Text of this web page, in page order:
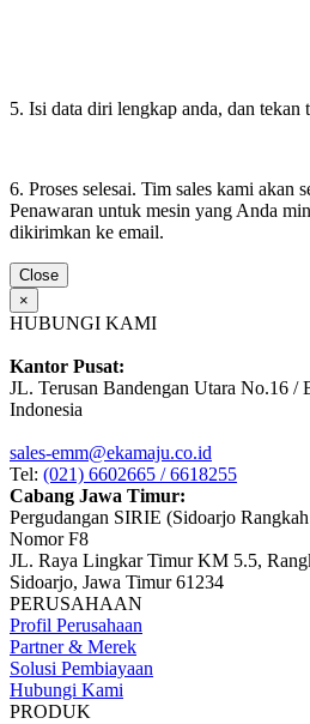
5. Isi data diri lengkap anda, dan
6. Proses selesai. Tim sales kami akan
Penawaran untuk mesin yang Anda
dikirimkan ke email.
Close
×
HUBUNGI KAMI
Kantor Pusat:
JL. Terusan Bandengan Utara No.16 /
Indonesia
sales-emm@ekamaju.co.id
Tel: (021) 6602665 / 6618255
Cabang Jawa Timur:
Pergudangan SIRIE (Sidoarjo
Nomor F8
JL. Raya Lingkar Timur KM 5.5,
Sidoarjo, Jawa Timur 61234
PERUSAHAAN
Profil Perusahaan
Partner & Merek
Solusi Pembiayaan
Hubungi Kami
PRODUK